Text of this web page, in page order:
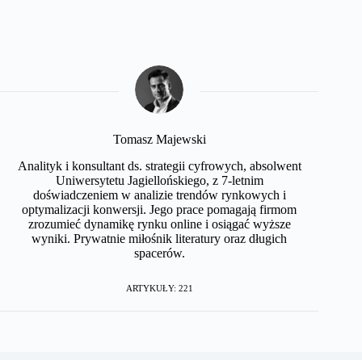
Tomasz Majewski
Analityk i konsultant ds. strategii cyfrowych, absolwent
Uniwersytetu Jagiellońskiego, z 7-letnim
doświadczeniem w analizie trendów rynkowych i
optymalizacji konwersji. Jego prace pomagają firmom
zrozumieć dynamikę rynku online i osiągać wyższe
wyniki. Prywatnie miłośnik literatury oraz długich
spacerów.
ARTYKUŁY: 221